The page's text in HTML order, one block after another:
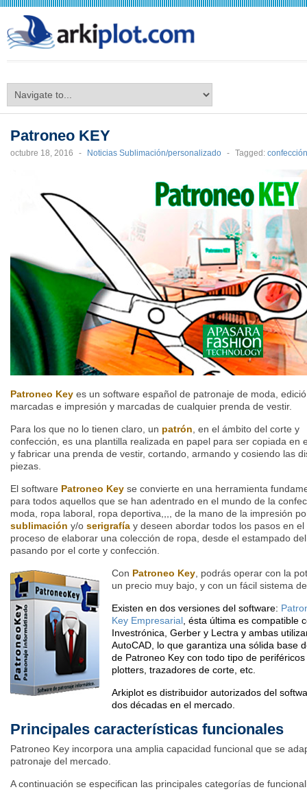
Patroneo KEY
octubre 18, 2016 - Noticias Sublimación/personalizado - Tagged:
Patroneo Key es un software español de patronaje de moda,
marcadas e impresión y marcadas de cualquier prenda de vestir.
Para los que no lo tienen claro, un patrón , en el ámbito del corte y
confección, es una plantilla realizada en papel para ser copiada en
y fabricar una prenda de vestir, cortando, armando y cosiendo las
piezas.
El software Patroneo Key se convierte en una herramienta
para todos aquellos que se han adentrado en el mundo de la
moda, ropa laboral, ropa deportiva,,,, de la mano de la impresión
sublimación y/o serigrafía y deseen abordar todos los pasos en el
proceso de elaborar una colección de ropa, desde el estampado
pasando por el corte y confección.
Con Patroneo Key, podrás operar con la
un precio muy bajo, y con un fácil sistema
Existen en dos versiones del software:
Key Empresarial, ésta última es compatible
Investrónica, Gerber y Lectra y ambas
AutoCAD, lo que garantiza una sólida base
de Patroneo Key con todo tipo de
plotters, trazadores de corte, etc.
Arkiplot es distribuidor autorizados del
dos décadas en el mercado.
Principales características funcionales
Patroneo Key incorpora una amplia capacidad funcional que se
patronaje del mercado.
A continuación se especifican las principales categorías de